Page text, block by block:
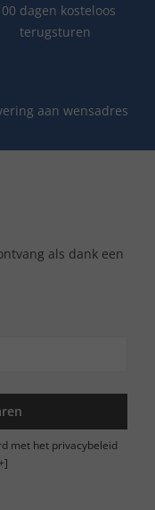
dagen kosteloos
terugsturen
aan wensadres
als dank een
met het privacybeleid